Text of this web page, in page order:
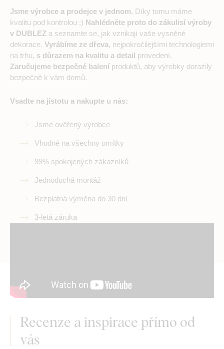
Jsme výrobce a prodejce v jednom. Díky tomu máme
kvalitu pod kontrolou :) Nahlédněte proto do zákulisí výroby
v DUBLEZ a seznamte se, jak vznikají vaše vysněné
dekorace. Vyrábíme ze dřeva, nejpokročilejšími technologiemi
na trhu, s důrazem na kvalitu a detail provedení.
Zaručujeme bezpečné balení produktů, aby výrobky dorazily
bezpečně k vám domů.
Vsadte na jistotu a nakupte u nás:
Jsme ověřený výrobce
Vhodné na všechny omítky
99% spokojených zákazníků
Jednoduchá montáž
Bezplatná výměna do 30 dní
3-letá záruka
Recenze a inspirace přímo od
vás